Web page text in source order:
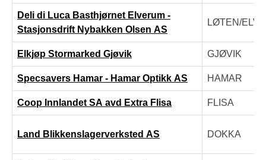
Deli di Luca Basthjørnet Elverum -
Stasjonsdrift Nybakken Olsen AS
LØTEN/
Elkjøp Stormarked Gjøvik GJØVIK
Specsavers Hamar - Hamar Optikk AS HAMAR
Coop Innlandet SA avd Extra Flisa FLISA
Land Blikkenslagerverksted AS DOKKA